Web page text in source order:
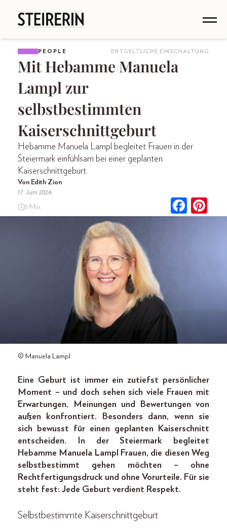
PEOPLE ENTGELTLICHE EINSCHALTUNG
Mit Hebamme Manuela
Lampl zur
selbstbestimmten
Kaiserschnittgeburt
Hebamme Manuela Lampl begleitet Frauen in der
Steiermark einfühlsam bei einer geplanten
Kaiserschnittgeburt.
Von Edith Zion
17. Juni 2026
3 Min.
© Manuela Lampl
Eine Geburt ist immer ein zutiefst persönlicher
Moment – und doch sehen sich viele Frauen mit
Erwartungen, Meinungen und Bewertungen von
außen konfrontiert. Besonders dann, wenn sie
sich bewusst für einen geplanten Kaiserschnitt
entscheiden. In der Steiermark begleitet
Hebamme Manuela Lampl Frauen, die diesen Weg
selbstbestimmt gehen möchten – ohne
Rechtfertigungsdruck und ohne Vorurteile. Für sie
steht fest: Jede Geburt verdient Respekt.
Selbstbestimmte Kaiserschnittgeburt